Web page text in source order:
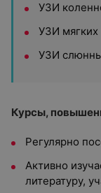
УЗИ
УЗИ мягких
УЗИ
Курсы,
Регулярно
Активно
литературу,